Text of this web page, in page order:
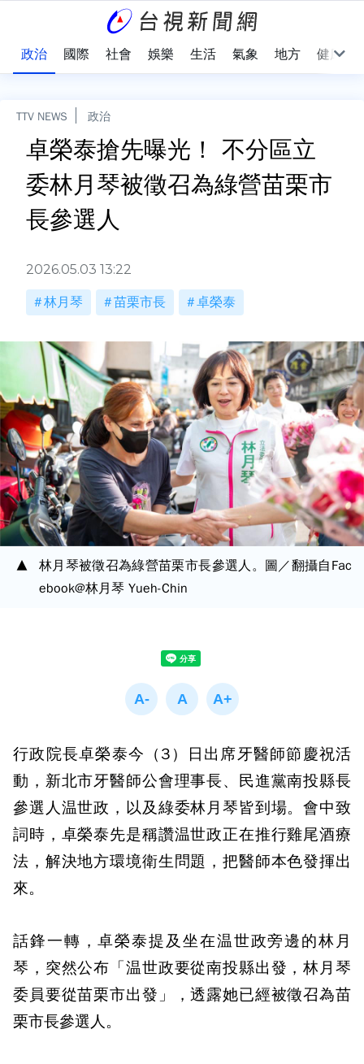
政治 國際 社會 娛樂 生活 氣象 地方 健康
TTV NEWS 政治
卓榮泰搶先曝光！ 不分區立
委林月琴被徵召為綠營苗栗市
長參選人
2026.05.03 13:22
林月琴 苗栗市長 卓榮泰
林月琴被徵召為綠營苗栗市長參選人。圖／翻攝自Fac
ebook@林月琴 Yueh-Chin
行政院長卓榮泰今（3）日出席牙醫師節慶祝活
動，新北市牙醫師公會理事長、民進黨南投縣長
參選人温世政，以及綠委林月琴皆到場。會中致
詞時，卓榮泰先是稱讚温世政正在推行雞尾酒療
法，解決地方環境衛生問題，把醫師本色發揮出
來。
話鋒一轉，卓榮泰提及坐在温世政旁邊的林月
琴，突然公布「温世政要從南投縣出發，林月琴
委員要從苗栗市出發」，透露她已經被徵召為苗
栗市長參選人。